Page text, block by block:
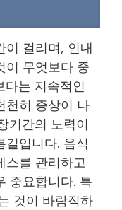
이 걸리며, 인내
이 무엇보다 중
다는 지속적인
천히 증상이 나
기간의 노력이
길입니다. 음식
스를 관리하고
중요합니다. 특
것이 바람직하